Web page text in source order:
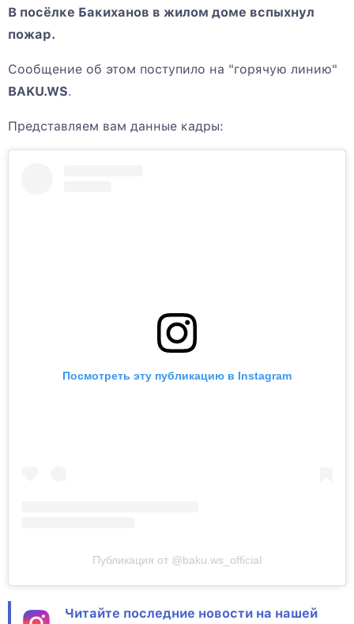
В посёлке Бакиханов в жилом доме вспыхнул
пожар.
Сообщение об этом поступило на "горячую линию"
BAKU.WS.
Представляем вам данные кадры:
Посмотреть эту публикацию в Instagram
Публикация от @baku.ws_official
Читайте последние новости на нашей